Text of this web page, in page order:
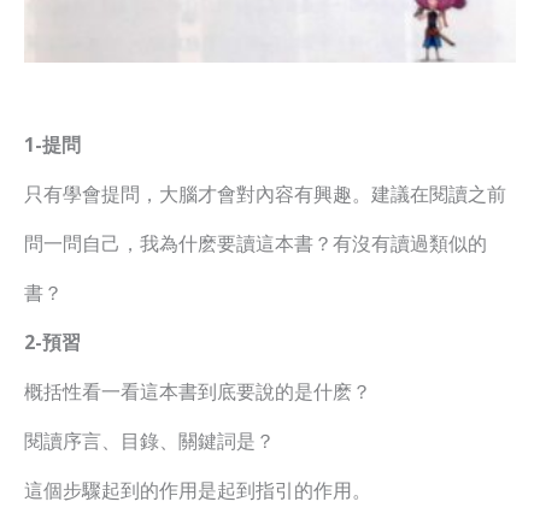
1-提問
只有學會提問，大腦才會對內容有興趣。建議在閱讀之前
問一問自己，我為什麽要讀這本書？有沒有讀過類似的
書？
2-預習
概括性看一看這本書到底要說的是什麽？
閱讀序言、目錄、關鍵詞是？
這個步驟起到的作用是起到指引的作用。